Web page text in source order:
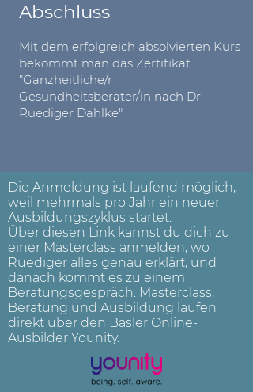
Abschluss
Mit dem erfolgreich absolvierten Kurs
bekommt man das Zertifikat
"Ganzheitliche/r
Gesundheitsberater/in nach Dr.
Ruediger Dahlke"
Die Anmeldung ist laufend möglich,
weil mehrmals pro Jahr ein neuer
Ausbildungszyklus startet.
Über diesen Link kannst du dich zu
einer Masterclass anmelden, wo
Ruediger alles genau erklärt, und
danach kommt es zu einem
Beratungsgespräch. Masterclass,
Beratung und Ausbildung laufen
direkt über den Basler Online-
Ausbilder Younity.